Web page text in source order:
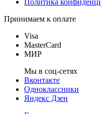
Политика
Принимаем к оплате
Visa
MasterCard
МИР
Мы в соц-сетях
Вконтакте
Одноклассники
Яндекс Дзен